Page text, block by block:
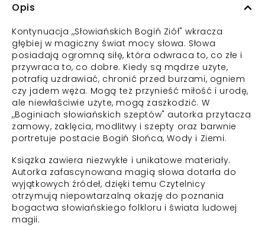
Opis
Kontynuacja ,,Słowiańskich Bogiń Ziół" wkracza
głębiej w magiczny świat mocy słowa. Słowa
posiadają ogromną siłę, która odwraca to, co złe i
przywraca to, co dobre. Kiedy są mądrze użyte,
potrafią uzdrawiać, chronić przed burzami, ogniem
czy jadem węża. Mogą też przynieść miłość i urodę,
ale niewłaściwie użyte, mogą zaszkodzić. W
,,Boginiach słowiańskich szeptów" autorka przytacza
zamowy, zaklęcia, modlitwy i szepty oraz barwnie
portretuje postacie Bogiń Słońca, Wody i Ziemi.
Książka zawiera niezwykłe i unikatowe materiały.
Autorka zafascynowana magią słowa dotarła do
wyjątkowych źródeł, dzięki temu Czytelnicy
otrzymują niepowtarzalną okazję do poznania
bogactwa słowiańskiego folkloru i świata ludowej
magii.